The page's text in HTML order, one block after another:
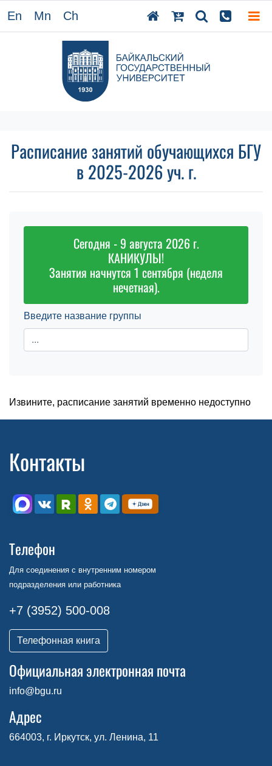
En Mn Ch
Расписание занятий обучающихся БГУ
в 2025-2026 уч. г.
Сегодня - 9 августа 2026 г.
КАНИКУЛЫ!
Занятия начнутся 1 сентября (неделя
нечетная).
Введите название группы
Извините, расписание занятий временно недоступно
Контакты
Телефон
Для соединения с внутренним номером
подразделения или работника
+7 (3952) 500-008
Телефонная книга
Официальная электронная почта
info@bgu.ru
Адрес
664003, г. Иркутск, ул. Ленина, 11